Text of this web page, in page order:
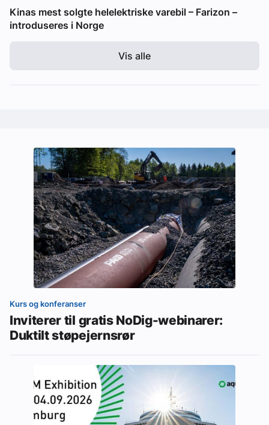
Kinas mest solgte helelektriske varebil – Farizon –
introduseres i Norge
Vis alle
Kurs og konferanser
Inviterer til gratis NoDig-webinarer:
Duktilt støpejernsrør